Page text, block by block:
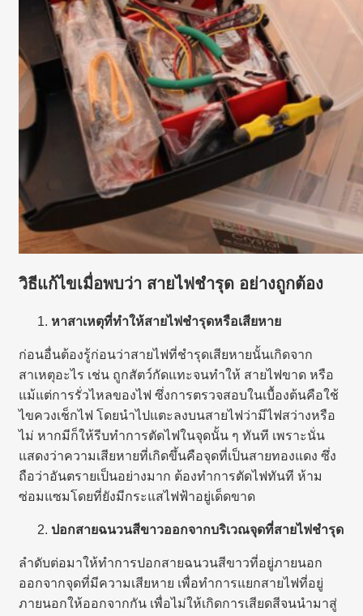
วิธีแก้ไขเมื่อพบว่า สายไฟชำรุด อย่างถูกต้อง
หาสาเหตุที่ทำให้สายไฟชำรุดหรือเสียหาย
ก่อนอื่นต้องรู้ก่อนว่าสายไฟที่ชำรุดเสียหายนั้นเกิดจาก
สาเหตุอะไร เช่น ถูกสัตว์กัดแทะจนทำให้ สายไฟขาด หรือ
แม้แต่การรั่วไหลของไฟ ซึ่งการตรวจสอบในเบื้องต้นคือใช้
ไขควงเช็กไฟ โดยนำไปแตะลงบนสายไฟว่ามีไฟสว่างหรือ
ไม่ หากมีก็ให้รีบทำการตัดไฟในจุดนั้น ๆ ทันที เพราะนั่น
แสดงว่าความเสียหายที่เกิดขึ้นคือจุดที่เป็นสายทองแดง ซึ่ง
ถือว่าอันตรายเป็นอย่างมาก ต้องทำการตัดไฟทันที ห้าม
ซ่อมแซมโดยที่ยังมีกระแสไฟฟ้าอยู่เด็ดขาด
ปอกสายฉนวนสีขาวออกจากบริเวณจุดที่สายไฟชำรุด
ลำดับต่อมาให้ทำการปอกสายฉนวนสีขาวที่อยู่ภายนอก
ออกจากจุดที่มีความเสียหาย เพื่อทำการแยกสายไฟที่อยู่
ภายนอกให้ออกจากกัน เพื่อไม่ให้เกิดการเสียดสีจนนำมาสู่